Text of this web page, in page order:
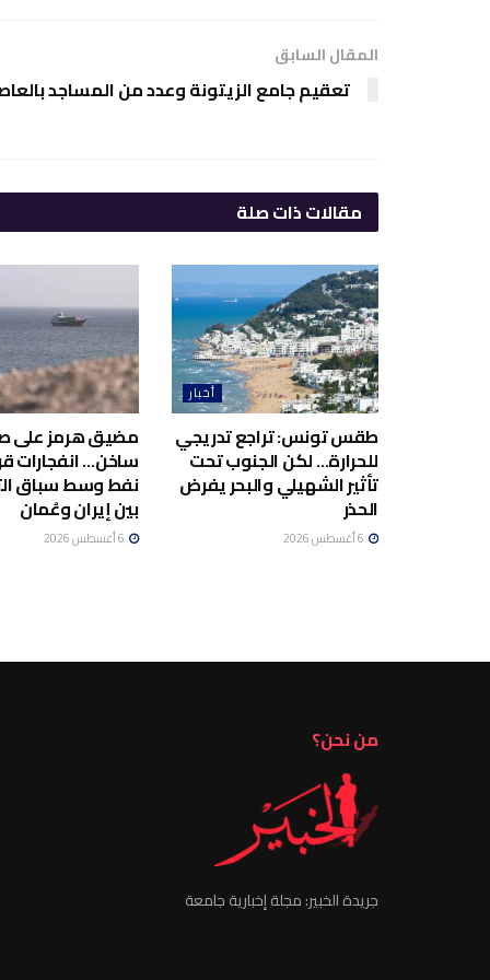
المقال السابق
تعقيم جامع الزيتونة وعدد من المساجد
مقالاتذات صلة
أخبار
طقس تونس: تراجع تدريجي
للحرارة… لكن الجنوب تحت
تأثير الشهيلي والبحر يفرض
الحذر
مضيق هرمز على
ساخن… انفجارات
نفط وسط سباق
بين إيران وعُمان
من نحن؟
جريدة الخبير: مجلة إخبارية جامعة